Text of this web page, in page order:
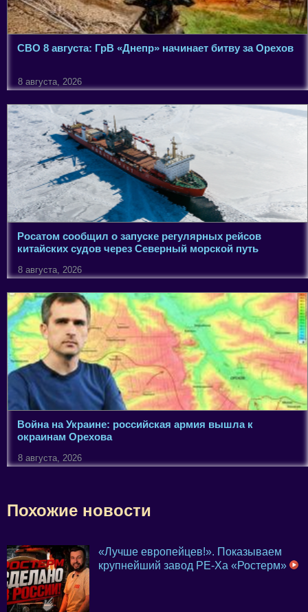
СВО 8 августа: ГрВ «Днепр» начинает битву за Орехов
8 августа, 2026
Росатом сообщил о запуске регулярных рейсов
китайских судов через Северный морской путь
8 августа, 2026
Война на Украине: российская армия вышла к
окраинам Орехова
8 августа, 2026
Похожие новости
«Лучше европейцев!». Показываем
крупнейший завод PE-Xa «Ростерм»